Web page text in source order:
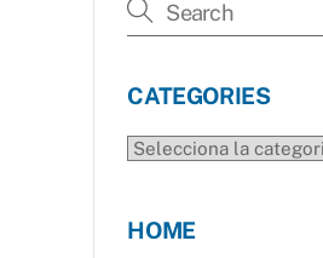
CATEGORIES
CATEGORIES
HOME